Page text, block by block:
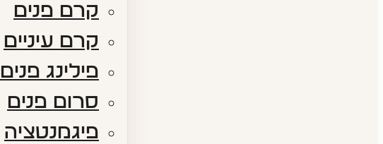
קרם פנים
קרם עיניים
פילינג פנים
סרום פנים
פיגמנטציה